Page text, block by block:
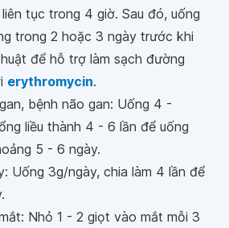
tục trong 4 giờ. Sau đó, uống
trong 2 hoặc 3 ngày trước khi
để hỗ trợ làm sạch đường
erythromycin.
bệnh não gan: Uống 4 -
liều thành 4 - 6 lần để uống
5 - 6 ngày.
Uống 3g/ngày, chia làm 4 lần để
Nhỏ 1 - 2 giọt vào mắt mỗi 3